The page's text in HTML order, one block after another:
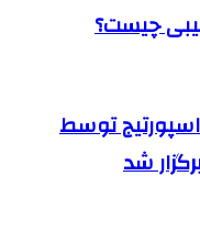
چیست؟
توسط
شد